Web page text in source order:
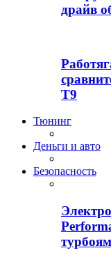
драйв
T9
Тюнинг
Деньги и авто
Безопасность